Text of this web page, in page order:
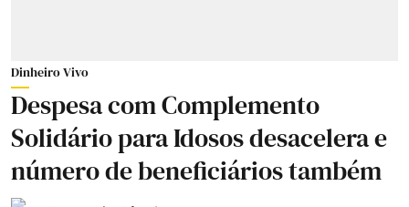
Dinheiro Vivo
Despesa com Complemento
Solidário para Idosos desacelera e
número de beneficiários também